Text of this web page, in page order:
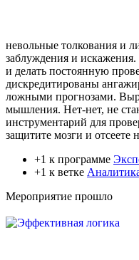
невольные толкования и
заблуждения и
и делать постоянную
дискредитированы
ложными прогнозами.
мышления. Нет-нет, не
инструментарий для
защитите мозги и отсеете
+1 к программе
+1 к ветке
Мероприятие прошло